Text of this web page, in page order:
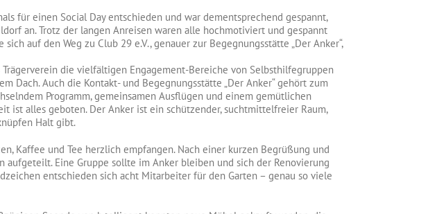
für einen Social Day entschieden und war dementsprechend gespannt,
an. Trotz der langen Anreisen waren alle hochmotiviert und gespannt
auf den Weg zu Club 29 e.V., genauer zur Begegnungsstätte „Der Anker“,
die vielfältigen Engagement-Bereiche von Selbsthilfegruppen
Dach. Auch die Kontakt- und Begegnungsstätte „Der Anker“ gehört zum
Programm, gemeinsamen Ausflügen und einem gemütlichen
ist alles geboten. Der Anker ist ein schützender, suchtmittelfreier Raum,
Halt gibt.
Kaffee und Tee herzlich empfangen. Nach einer kurzen Begrüßung und
aufgeteilt. Eine Gruppe sollte im Anker bleiben und sich der Renovierung
entschieden sich acht Mitarbeiter für den Garten – genau so viele